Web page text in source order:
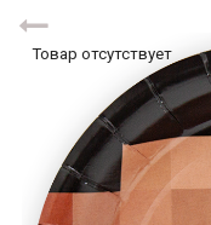
Товар отсутствует